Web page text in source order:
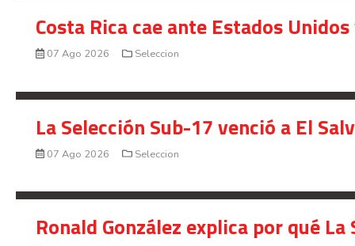
Costa Rica cae ante Estados
07 Ago 2026 Seleccion
La Selección Sub-17 venció a El
07 Ago 2026 Seleccion
Ronald González explica por qué